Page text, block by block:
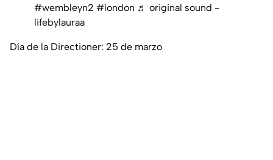
#wembleyn2 #london ♬ original sound -
lifebylauraa
Día de la Directioner: 25 de marzo